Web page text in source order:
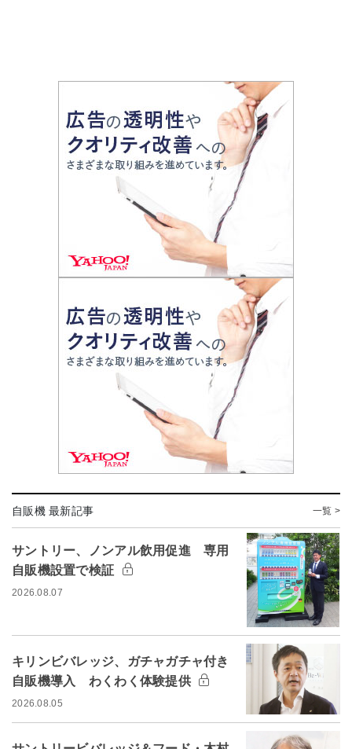
自販機 最新記事 一覧 >
サントリー、ノンアル飲用促進 専用
自販機設置で検証
2026.08.07
キリンビバレッジ、ガチャガチャ付き
自販機導入 わくわく体験提供
2026.08.05